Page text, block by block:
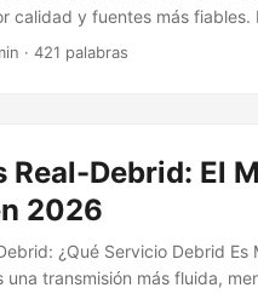
calidad y fuentes más fiables.
Un servicio debrid actúa
· 421 palabras
Real-Debrid: El
2026
¿Qué Servicio Debrid
una transmisión más fluida,